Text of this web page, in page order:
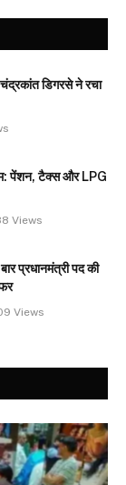
चंद्रकांत डिगरसे ने रचा
पेंशन, टैक्स और LPG
Views
प्रधानमंत्री पद की
Views